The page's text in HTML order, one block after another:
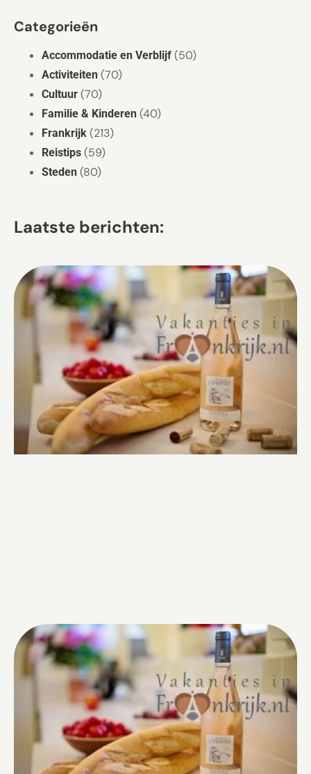
Categorieën
Accommodatie en Verblijf (50)
Activiteiten (70)
Cultuur (70)
Familie & Kinderen (40)
Frankrijk (213)
Reistips (59)
Steden (80)
Laatste berichten: